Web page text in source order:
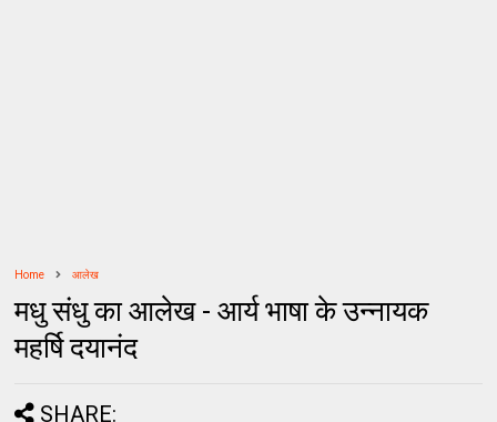
Home आलेख
मधु संधु का आलेख - आर्य भाषा के उन्नायक
महर्षि दयानंद
SHARE: